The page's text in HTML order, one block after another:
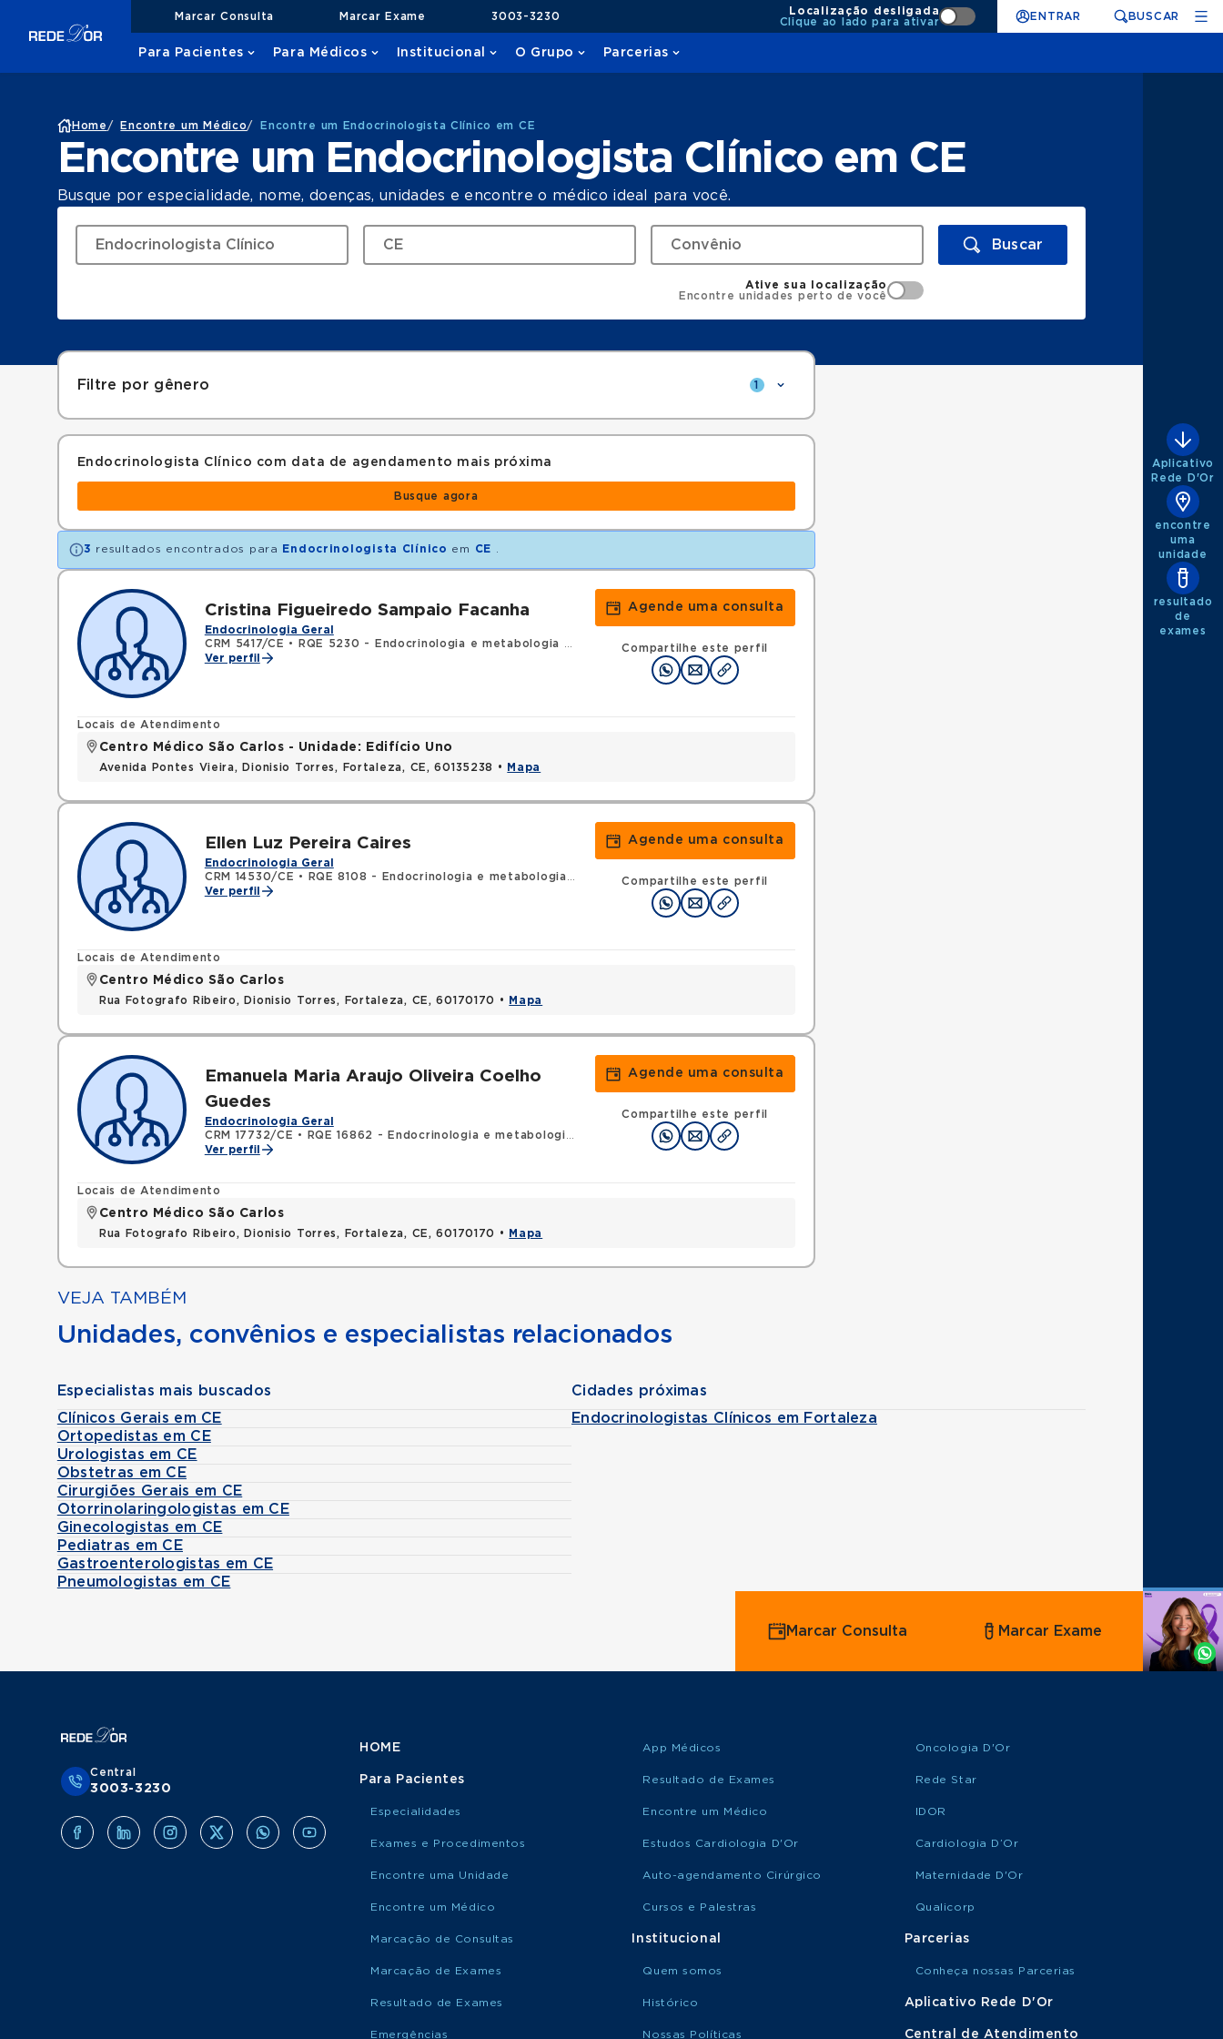
Marcar Consulta Marcar Exame 3003-3230
Localização desligada
Clique ao lado para ativar
ENTRAR BUSCAR
Para Pacientes Para Médicos Institucional O Grupo Parcerias
Home / Encontre um Médico/ Encontre um Endocrinologista Clínico em CE
Encontre um Endocrinologista Clínico em CE
Busque por especialidade, nome, doenças, unidades e encontre o médico ideal para você.
Buscar
Ative sua localização
Encontre unidades perto de você
Filtre por gênero 1
Endocrinologista Clínico com data de agendamento mais próxima
Busque agora
3 resultados encontrados para Endocrinologista Clínico em CE
Cristina Figueiredo Sampaio Facanha
Endocrinologia Geral
CRM 5417/CE • RQE 5230 - Endocrinologia e metabologia
RQE 5231 - Clínica médica
Ver perfil
Agende uma consulta
Compartilhe este perfil
Locais de Atendimento
Centro Médico São Carlos - Unidade: Edifício Uno
Avenida Pontes Vieira, Dionisio Torres, Fortaleza, CE, 60135238 • Mapa
Ellen Luz Pereira Caires
Endocrinologia Geral
CRM 14530/CE • RQE 8108 - Endocrinologia e metabologia
RQE 8109 - Clínica médica
Ver perfil
Agende uma consulta
Compartilhe este perfil
Locais de Atendimento
Centro Médico São Carlos
Rua Fotografo Ribeiro, Dionisio Torres, Fortaleza, CE, 60170170 • Mapa
Emanuela Maria Araujo Oliveira Coelho
Guedes
Endocrinologia Geral
CRM 17732/CE • RQE 16862 - Endocrinologia e metabologia
RQE 16863 - Clínica médica
Ver perfil
Agende uma consulta
Compartilhe este perfil
Locais de Atendimento
Centro Médico São Carlos
Rua Fotografo Ribeiro, Dionisio Torres, Fortaleza, CE, 60170170 • Mapa
VEJA TAMBÉM
Unidades, convênios e especialistas relacionados
Especialistas mais buscados
Clínicos Gerais em CE
Ortopedistas em CE
Urologistas em CE
Obstetras em CE
Cirurgiões Gerais em CE
Otorrinolaringologistas em CE
Ginecologistas em CE
Pediatras em CE
Gastroenterologistas em CE
Pneumologistas em CE
Cidades próximas
Endocrinologistas Clínicos em Fortaleza
Aplicativo
Rede D'Or
encontre
uma
unidade
resultado
de
exames
Agende
Whatsapp
Marcar Consulta Marcar Exame
Central
3003-3230
HOME
Para Pacientes
Especialidades
Exames e Procedimentos
Encontre uma Unidade
Encontre um Médico
Marcação de Consultas
Marcação de Exames
Resultado de Exames
Emergências
App Médicos
Resultado de Exames
Encontre um Médico
Estudos Cardiologia D'Or
Auto-agendamento Cirúrgico
Cursos e Palestras
Institucional
Quem somos
Histórico
Nossas Políticas
Oncologia D'Or
Rede Star
IDOR
Cardiologia D’Or
Maternidade D'Or
Qualicorp
Parcerias
Conheça nossas Parcerias
Aplicativo Rede D'Or
Central de Atendimento